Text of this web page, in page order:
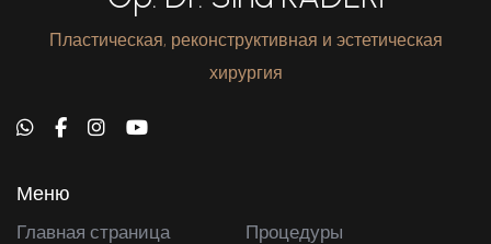
Пластическая, реконструктивная и эстетическая
хирургия
Меню
Главная страница
Процедуры